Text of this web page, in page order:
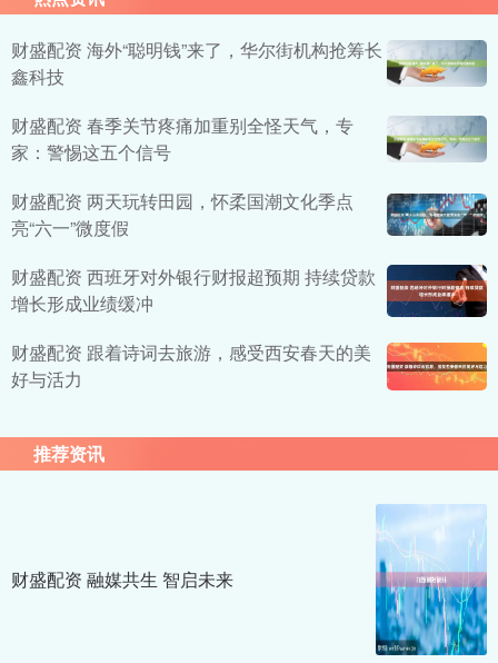
财盛配资 海外“聪明钱”来了，华尔街机构抢筹长
鑫科技
财盛配资 春季关节疼痛加重别全怪天气，专
家：警惕这五个信号
财盛配资 两天玩转田园，怀柔国潮文化季点
亮“六一”微度假
财盛配资 西班牙对外银行财报超预期 持续贷款
增长形成业绩缓冲
财盛配资 跟着诗词去旅游，感受西安春天的美
好与活力
推荐资讯
财盛配资 融媒共生 智启未来